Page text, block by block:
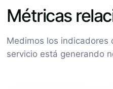
Métricas
Medimos los indicadores
servicio está generando